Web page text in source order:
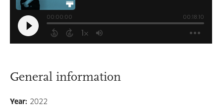
General information
Year: 2022